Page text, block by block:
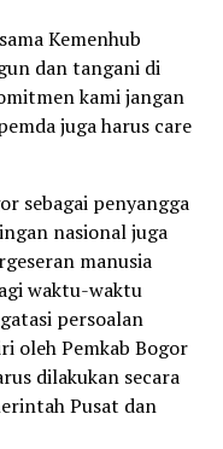
Kemenhub
dan tangani di
kami jangan
juga harus care
sebagai penyangga
nasional juga
manusia
waktu-waktu
persoalan
oleh Pemkab Bogor
dilakukan secara
Pusat dan